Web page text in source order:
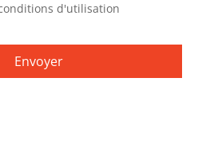
d'utilisation